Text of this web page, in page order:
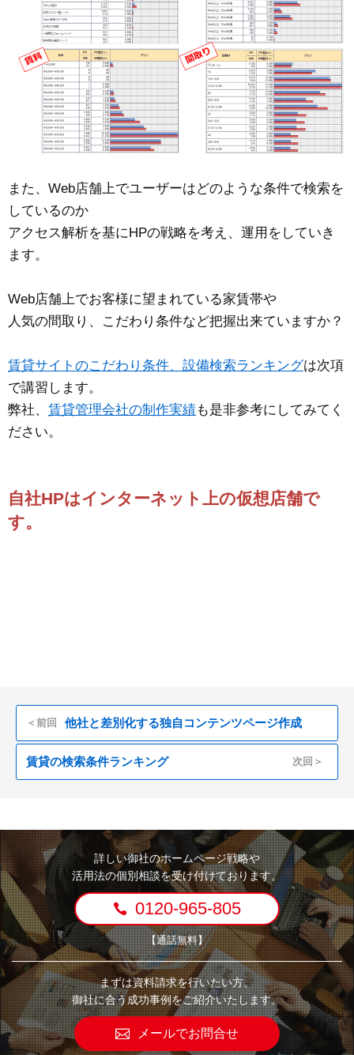
また、Web店舗上でユーザーはどのような条件で検索を
しているのか
アクセス解析を基にHPの戦略を考え、運用をしていき
ます。
Web店舗上でお客様に望まれている家賃帯や
人気の間取り、こだわり条件など把握出来ていますか？
賃貸サイトのこだわり条件、設備検索ランキングは次項
で講習します。
弊社、 賃貸管理会社の制作実績も是非参考にしてみてく
ださい。
自社HPはインターネット上の仮想店舗で
す。
＜前回 他社と差別化する独自コンテンツページ作成
賃貸の検索条件ランキング 次回＞
詳しい御社のホームページ戦略や
活用法の個別相談を受け付けております。
0120-965-805
【通話無料】
まずは資料請求を行いたい方、
御社に合う成功事例をご紹介いたします。
メールでお問合せ